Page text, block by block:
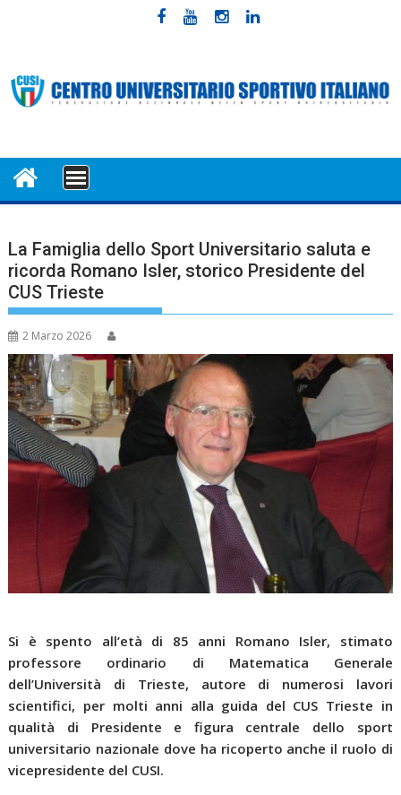
MENU
La Famiglia dello Sport Universitario saluta e
ricorda Romano Isler, storico Presidente del
CUS Trieste
2 Marzo 2026
Si è spento all’età di 85 anni Romano Isler, stimato
professore ordinario di Matematica Generale
dell’Università di Trieste, autore di numerosi lavori
scientifici, per molti anni alla guida del CUS Trieste in
qualità di Presidente e figura centrale dello sport
universitario nazionale dove ha ricoperto anche il ruolo di
vicepresidente del CUSI.